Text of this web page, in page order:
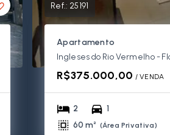
Ref.: 25191
Apartamento
R$375.000,00 / VENDA
2
1
60 m² (Área Privativa)